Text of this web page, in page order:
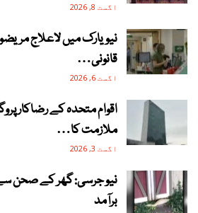
اگست 8, 2026
نیویارک میں لاعلاج
قانونی…
اگست 6, 2026
اقوام متحدہ کے رضاکار
ملازمت کا…
اگست 3, 2026
نیو جرسی: گھر کے صحن
برآمد